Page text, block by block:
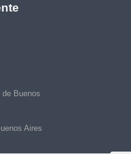
de Buenos
Aires